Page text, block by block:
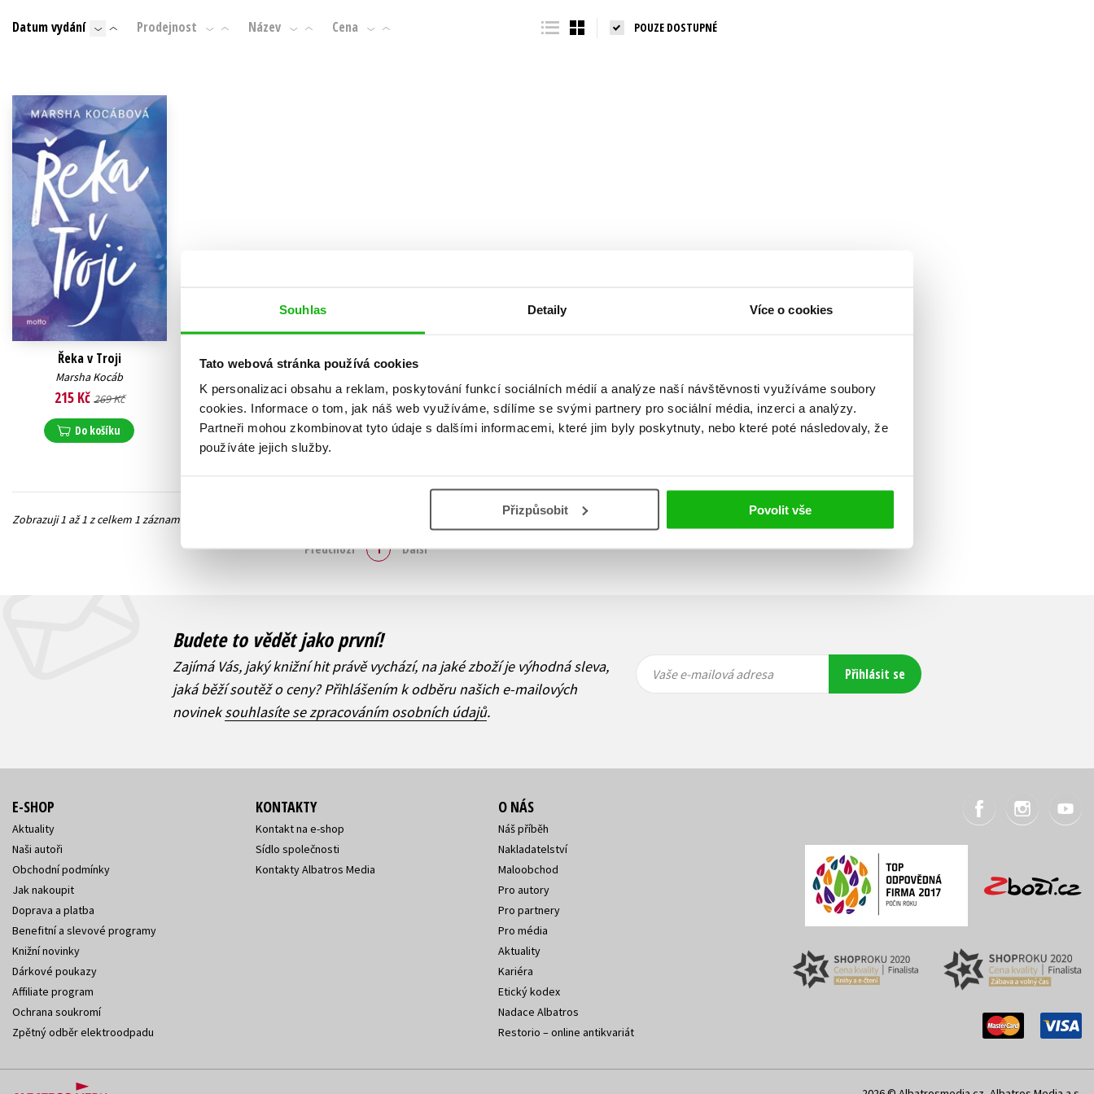
Souhlas Detaily Více o cookies
Tato webová stránka používá cookies
K personalizaci obsahu a reklam, poskytování funkcí sociálních médií a analýze naší návštěvnosti využíváme soubory
cookies. Informace o tom, jak náš web využíváme, sdílíme se svými partnery pro sociální média, inzerci a analýzy.
Partneři mohou zkombinovat tyto údaje s dalšími informacemi, které jim byly poskytnuty, nebo které poté následovaly, že
používáte jejich služby.
Přizpůsobit Povolit vše
Beletrie pro děti
Byznys a ekonomie
Jazyky
Populárně - naučné pro děti
Young adult (SK)
Datum vydání Prodejnost Název Cena POUZE DOSTUPNÉ
Řeka v Troji
Marsha Kocáb
215 Kč 269 Kč
Do košíku
Zobrazuji 1 až 1 z celkem 1 záznamů
Předchozí 1 Další
Budete to vědět jako první!
Zajímá Vás, jaký knižní hit právě vychází, na jaké zboží je výhodná sleva,
jaká běží soutěž o ceny? Přihlášením k odběru našich e-mailových
novineksouhlasíte se zpracováním osobních údajů.
Vaše e-
mailová
Vaše e-
mailová
Vaše e-mailová adresa Přihlásit se
E-SHOP
Aktuality
Naši autoři
Obchodní podmínky
Jak nakoupit
Doprava a platba
Benefitní a slevové programy
Knižní novinky
Dárkové poukazy
Affiliate program
Ochrana soukromí
Zpětný odběr elektroodpadu
KONTAKTY
Kontakt na e-shop
Sídlo společnosti
Kontakty Albatros Media
O NÁS
Náš příběh
Nakladatelství
Maloobchod
Pro autory
Pro partnery
Pro média
Aktuality
Kariéra
Etický kodex
Nadace Albatros
Restorio – online antikvariát